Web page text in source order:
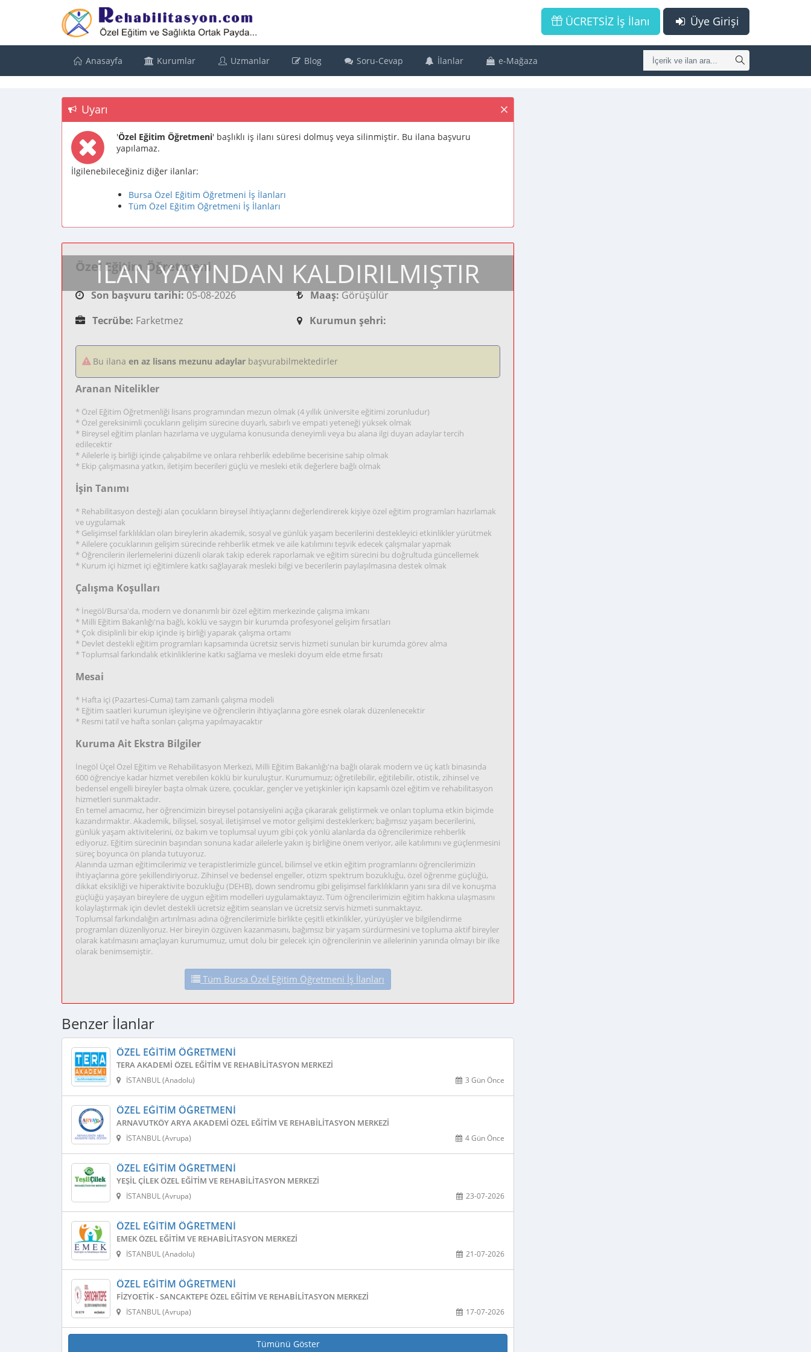
Üye Girişi
ÜCRETSİZ İş İlanı
Anasayfa Kurumlar Uzmanlar Blog Soru-Cevap İlanlar e-Mağaza
Uyarı
'Özel Eğitim Öğretmeni' başlıklı iş ilanı süresi dolmuş veya silinmiştir. Bu ilana başvuru
yapılamaz.
İlgilenebileceğiniz diğer ilanlar:
Bursa Özel Eğitim Öğretmeni İş İlanları
Tüm Özel Eğitim Öğretmeni İş İlanları
İLAN YAYINDAN KALDIRILMIŞTIR
Özel Eğitim Öğretmeni
Son başvuru tarihi:05-08-2026 Maaş:Görüşülür
Tecrübe: Farketmez Kurumun şehri:
Bu ilana en az lisans mezunu adaylar başvurabilmektedirler
Aranan Nitelikler
* Özel Eğitim Öğretmenliği lisans programından mezun olmak (4 yıllık üniversite eğitimi zorunludur)
* Özel gereksinimli çocukların gelişim sürecine duyarlı, sabırlı ve empati yeteneği yüksek olmak
* Bireysel eğitim planları hazırlama ve uygulama konusunda deneyimli veya bu alana ilgi duyan adaylar tercih
edilecektir
* Ailelerle iş birliği içinde çalışabilme ve onlara rehberlik edebilme becerisine sahip olmak
* Ekip çalışmasına yatkın, iletişim becerileri güçlü ve mesleki etik değerlere bağlı olmak
İşin Tanımı
* Rehabilitasyon desteği alan çocukların bireysel ihtiyaçlarını değerlendirerek kişiye özel eğitim programları hazırlamak
ve uygulamak
* Gelişimsel farklılıkları olan bireylerin akademik, sosyal ve günlük yaşam becerilerini destekleyici etkinlikler yürütmek
* Ailelere çocuklarının gelişim sürecinde rehberlik etmek ve aile katılımını teşvik edecek çalışmalar yapmak
* Öğrencilerin ilerlemelerini düzenli olarak takip ederek raporlamak ve eğitim sürecini bu doğrultuda güncellemek
* Kurum içi hizmet içi eğitimlere katkı sağlayarak mesleki bilgi ve becerilerin paylaşılmasına destek olmak
Çalışma Koşulları
* İnegöl/Bursa'da, modern ve donanımlı bir özel eğitim merkezinde çalışma imkanı
* Milli Eğitim Bakanlığı'na bağlı, köklü ve saygın bir kurumda profesyonel gelişim fırsatları
* Çok disiplinli bir ekip içinde iş birliği yaparak çalışma ortamı
* Devlet destekli eğitim programları kapsamında ücretsiz servis hizmeti sunulan bir kurumda görev alma
* Toplumsal farkındalık etkinliklerine katkı sağlama ve mesleki doyum elde etme fırsatı
Mesai
* Hafta içi (Pazartesi-Cuma) tam zamanlı çalışma modeli
* Eğitim saatleri kurumun işleyişine ve öğrencilerin ihtiyaçlarına göre esnek olarak düzenlenecektir
* Resmi tatil ve hafta sonları çalışma yapılmayacaktır
Kuruma Ait Ekstra Bilgiler
İnegöl Üçel Özel Eğitim ve Rehabilitasyon Merkezi, Milli Eğitim Bakanlığı'na bağlı olarak modern ve üç katlı binasında
600 öğrenciye kadar hizmet verebilen köklü bir kuruluştur. Kurumumuz; öğretilebilir, eğitilebilir, otistik, zihinsel ve
bedensel engelli bireyler başta olmak üzere, çocuklar, gençler ve yetişkinler için kapsamlı özel eğitim ve rehabilitasyon
hizmetleri sunmaktadır.
En temel amacımız, her öğrencimizin bireysel potansiyelini açığa çıkararak geliştirmek ve onları topluma etkin biçimde
kazandırmaktır. Akademik, bilişsel, sosyal, iletişimsel ve motor gelişimi desteklerken; bağımsız yaşam becerilerini,
günlük yaşam aktivitelerini, öz bakım ve toplumsal uyum gibi çok yönlü alanlarda da öğrencilerimize rehberlik
ediyoruz. Eğitim sürecinin başından sonuna kadar ailelerle yakın iş birliğine önem veriyor, aile katılımını ve güçlenmesini
süreç boyunca ön planda tutuyoruz.
Alanında uzman eğitimcilerimiz ve terapistlerimizle güncel, bilimsel ve etkin eğitim programlarını öğrencilerimizin
ihtiyaçlarına göre şekillendiriyoruz. Zihinsel ve bedensel engeller, otizm spektrum bozukluğu, özel öğrenme güçlüğü,
dikkat eksikliği ve hiperaktivite bozukluğu (DEHB), down sendromu gibi gelişimsel farklılıkların yanı sıra dil ve konuşma
güçlüğü yaşayan bireylere de uygun eğitim modelleri uygulamaktayız. Tüm öğrencilerimizin eğitim hakkına ulaşmasını
kolaylaştırmak için devlet destekli ücretsiz eğitim seansları ve ücretsiz servis hizmeti sunmaktayız.
Toplumsal farkındalığın artırılması adına öğrencilerimizle birlikte çeşitli etkinlikler, yürüyüşler ve bilgilendirme
programları düzenliyoruz. Her bireyin özgüven kazanmasını, bağımsız bir yaşam sürdürmesini ve topluma aktif bireyler
olarak katılmasını amaçlayan kurumumuz, umut dolu bir gelecek için öğrencilerinin ve ailelerinin yanında olmayı bir ilke
olarak benimsemiştir.
Tüm Bursa Özel Eğitim Öğretmeni İş İlanları
Benzer İlanlar
ÖZEL EĞITIM ÖĞRETMENI
TERA AKADEMI ÖZEL EĞITIM VE REHABILITASYON MERKEZI
3 Gün Önce
İSTANBUL (Anadolu)
ÖZEL EĞITIM ÖĞRETMENI
ARNAVUTKÖY ARYA AKADEMI ÖZEL EĞITIM VE REHABILITASYON MERKEZI
4 Gün Önce
İSTANBUL (Avrupa)
ÖZEL EĞITIM ÖĞRETMENI
YEŞIL ÇILEK ÖZEL EĞITIM VE REHABILITASYON MERKEZI
23-07-2026
İSTANBUL (Avrupa)
ÖZEL EĞITIM ÖĞRETMENI
EMEK ÖZEL EĞITIM VE REHABILITASYON MERKEZI
21-07-2026
İSTANBUL (Anadolu)
ÖZEL EĞITIM ÖĞRETMENI
FIZYOETIK - SANCAKTEPE ÖZEL EĞITIM VE REHABILITASYON MERKEZI
17-07-2026
İSTANBUL (Avrupa)
Tümünü Göster